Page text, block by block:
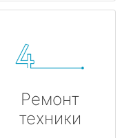
Ремонт
техники